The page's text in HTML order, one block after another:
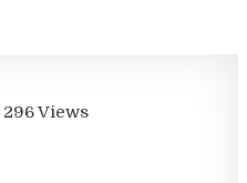
296Views